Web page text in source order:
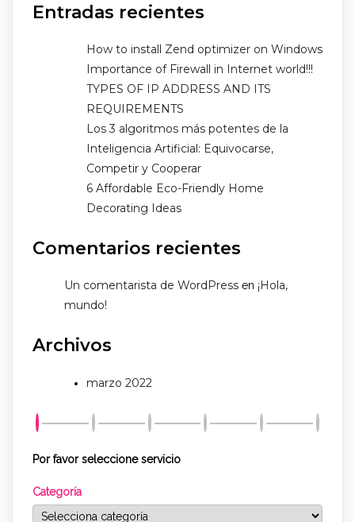
Entradas recientes
How to install Zend optimizer on Windows
Importance of Firewall in Internet world!!!
TYPES OF IP ADDRESS AND ITS
REQUIREMENTS
Los 3 algoritmos más potentes de la
Inteligencia Artificial: Equivocarse,
Competir y Cooperar
6 Affordable Eco-Friendly Home
Decorating Ideas
Comentarios recientes
Un comentarista de WordPress en ¡Hola,
mundo!
Archivos
marzo 2022
Por favor seleccione servicio
Categoría